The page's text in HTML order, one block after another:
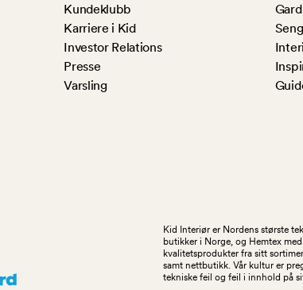
Kundeklubb
Karriere i Kid
Investor Relations
Presse
Varsling
Kid Interiør er Nordens største
butikker i Norge, og Hemtex
kvalitetsprodukter fra sitt
samt nettbutikk. Vår kultur er
tekniske feil og feil i innhold på